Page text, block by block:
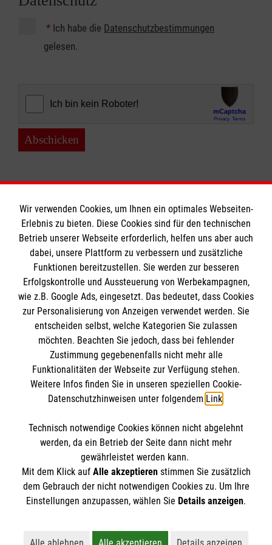
* Ich habe die Datenschutzbestimmungen
gelesen.
Abschicken
Informationen
Impressum
Datenschutz
Kontakt
Barrierefreiheit
Die Malteser
Malteser in Deutschland
Malteserorden
Sharepoint
Spendenkonto
Herzebrock-Clarholz
IBAN: DE84 3706 0120 1201 2162 37
BIC: GENODED1PA7
So finden Sie uns
Röntgenstraße 17
33378 Rheda-Wiedenbrück
Der Malteser Hilfsdienst e.V. ist als eingetragene
Gewerbesteuer befreit.
Wir verwenden Cookies, um Ihnen ein optimales Webseiten-
Erlebnis zu bieten. Diese Cookies sind für den technischen
Betrieb unserer Webseite erforderlich, helfen uns aber auch
dabei, unsere Plattform zu verbessern und zusätzliche
Funktionen bereitzustellen. Sie werden zur besseren
Erfolgskontrolle und Aussteuerung von Werbekampagnen,
wie z.B. Google Ads, eingesetzt. Das bedeutet, dass Cookies
zur Personalisierung von Anzeigen verwendet werden. Sie
entscheiden selbst, welche Kategorien Sie zulassen
möchten. Beachten Sie jedoch, dass bei fehlender
Zustimmung gegebenenfalls nicht mehr alle
Funktionalitäten der Webseite zur Verfügung stehen.
Weitere Infos finden Sie in unseren speziellen Cookie-
Datenschutzhinweisen unter folgendem Link.
Technisch notwendige Cookies können nicht abgelehnt
werden, da ein Betrieb der Seite dann nicht mehr
gewährleistet werden kann.
Mit dem Klick auf Alle akzeptierenstimmen Sie zusätzlich
dem Gebrauch der nicht notwendigen Cookies zu. Um Ihre
Einstellungen anzupassen, wählen Sie Details anzeigen.